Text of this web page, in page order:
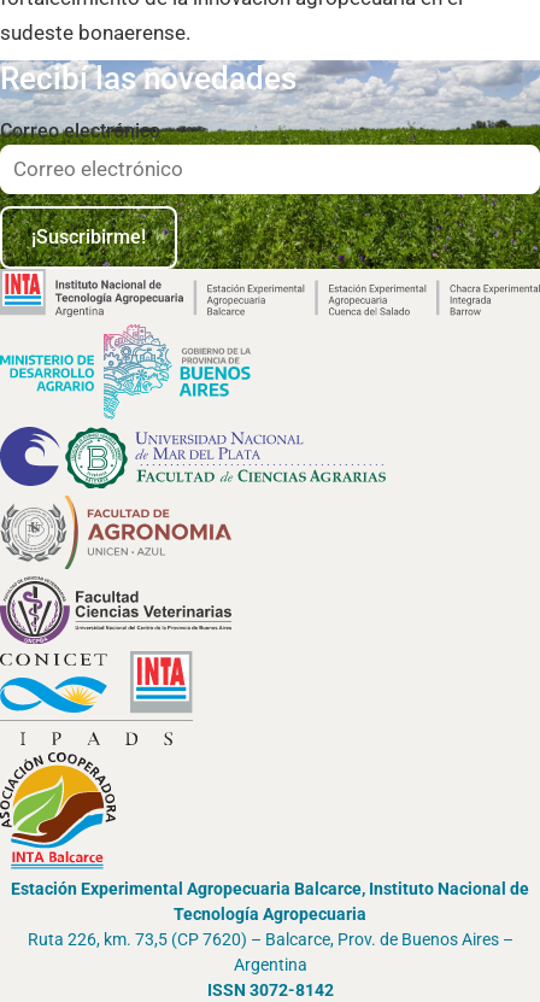
sudeste bonaerense.
Recibí las novedades
Correo electrónico
¡Suscribirme!
Estación Experimental Agropecuaria Balcarce, Instituto Nacional de
Tecnología Agropecuaria
Ruta 226, km. 73,5 (CP 7620) – Balcarce, Prov. de Buenos Aires –
Argentina
ISSN 3072-8142